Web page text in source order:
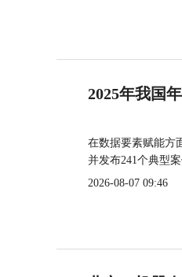
2025年我国
在数据要素赋能方
并发布241个典型案
2026-08-07 09:46